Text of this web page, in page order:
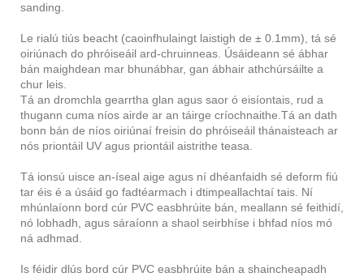
sanding.
Le rialú tiús beacht (caoinfhulaingt laistigh de ± 0.1mm), tá sé
oiriúnach do phróiseáil ard-chruinneas. Úsáideann sé ábhar
bán maighdean mar bhunábhar, gan ábhair athchúrsáilte a
chur leis.
Tá an dromchla gearrtha glan agus saor ó eisíontais, rud a
thugann cuma níos airde ar an táirge críochnaithe.Tá an dath
bonn bán de níos oiriúnaí freisin do phróiseáil thánaisteach ar
nós priontáil UV agus priontáil aistrithe teasa.
Tá ionsú uisce an-íseal aige agus ní dhéanfaidh sé deform fiú
tar éis é a úsáid go fadtéarmach i dtimpeallachtaí tais. Ní
mhúnlaíonn bord cúr PVC easbhrúite bán, meallann sé feithidí,
nó lobhadh, agus sáraíonn a shaol seirbhíse i bhfad níos mó
ná adhmad.
Is féidir dlús bord cúr PVC easbhrúite bán a shaincheapadh